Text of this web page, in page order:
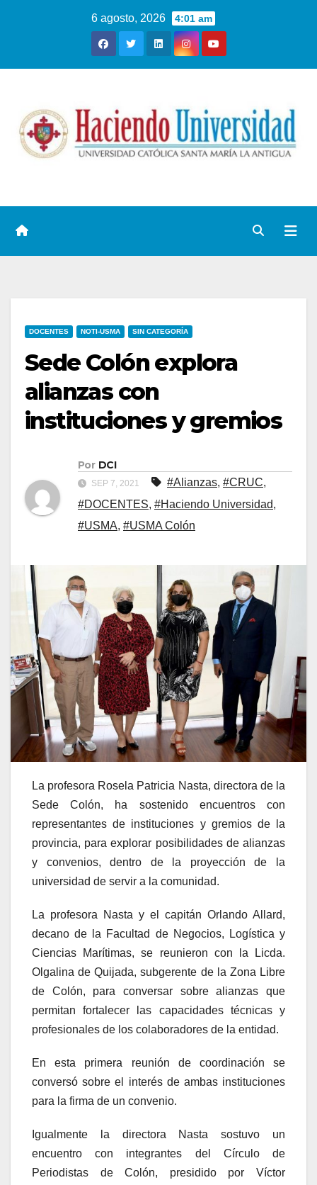
6 agosto, 2026 4:01 am
DOCENTES NOTI-USMA SIN CATEGORÍA
Sede Colón explora
alianzas con
instituciones y gremios
Por DCI
SEP 7, 2021 #Alianzas, #CRUC,
#DOCENTES, #Haciendo Universidad,
#USMA, #USMA Colón
La profesora Rosela Patricia Nasta, directora de la
Sede Colón, ha sostenido encuentros con
representantes de instituciones y gremios de la
provincia, para explorar posibilidades de alianzas
y convenios, dentro de la proyección de la
universidad de servir a la comunidad.
La profesora Nasta y el capitán Orlando Allard,
decano de la Facultad de Negocios, Logística y
Ciencias Marítimas, se reunieron con la Licda.
Olgalina de Quijada, subgerente de la Zona Libre
de Colón, para conversar sobre alianzas que
permitan fortalecer las capacidades técnicas y
profesionales de los colaboradores de la entidad.
En esta primera reunión de coordinación se
conversó sobre el interés de ambas instituciones
para la firma de un convenio.
Igualmente la directora Nasta sostuvo un
encuentro con integrantes del Círculo de
Periodistas de Colón, presidido por Víctor